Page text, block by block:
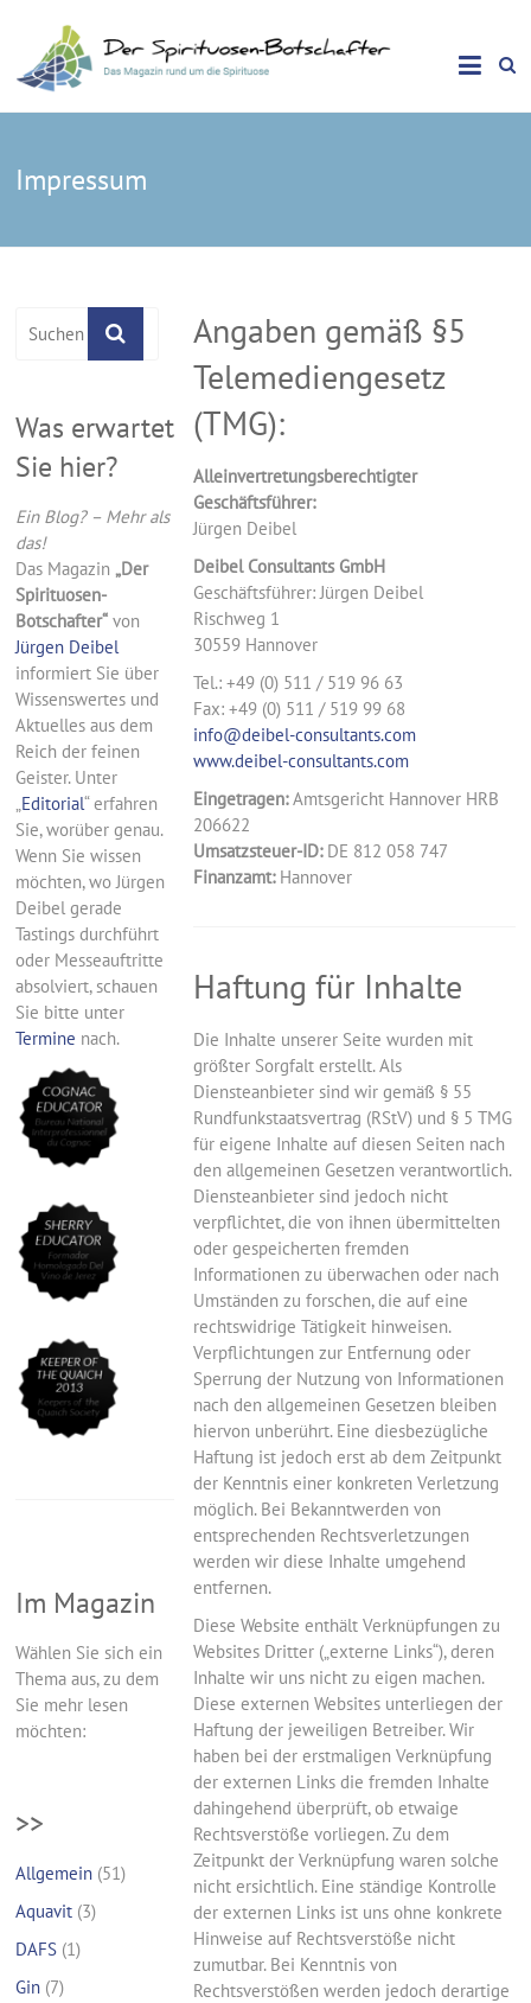
Spirituosen Botschafter
Impressum
Angaben gemäß §5
Telemediengesetz
(TMG):
Alleinvertretungsberechtigter
Geschäftsführer:
Jürgen Deibel
Deibel Consultants GmbH
Geschäftsführer: Jürgen Deibel
Rischweg 1
30559 Hannover
Tel.: +49 (0) 511 / 519 96 63
Fax: +49 (0) 511 / 519 99 68
info@deibel-consultants.com
www.deibel-consultants.com
Eingetragen:Amtsgericht Hannover HRB
206622
Umsatzsteuer-ID:DE 812 058 747
Finanzamt:Hannover
Haftung für Inhalte
Die Inhalte unserer Seite wurden mit
größter Sorgfalt erstellt. Als
Diensteanbieter sind wir gemäß § 55
Rundfunkstaatsvertrag (RStV) und § 5 TMG
für eigene Inhalte auf diesen Seiten nach
den allgemeinen Gesetzen verantwortlich.
Diensteanbieter sind jedoch nicht
verpflichtet, die von ihnen übermittelten
oder gespeicherten fremden
Informationen zu überwachen oder nach
Umständen zu forschen, die auf eine
rechtswidrige Tätigkeit hinweisen.
Verpflichtungen zur Entfernung oder
Sperrung der Nutzung von Informationen
nach den allgemeinen Gesetzen bleiben
hiervon unberührt. Eine diesbezügliche
Haftung ist jedoch erst ab dem Zeitpunkt
der Kenntnis einer konkreten Verletzung
möglich. Bei Bekanntwerden von
entsprechenden Rechtsverletzungen
werden wir diese Inhalte umgehend
entfernen.
Diese Website enthält Verknüpfungen zu
Websites Dritter („externe Links“), deren
Inhalte wir uns nicht zu eigen machen.
Diese externen Websites unterliegen der
Haftung der jeweiligen Betreiber. Wir
haben bei der erstmaligen Verknüpfung
der externen Links die fremden Inhalte
dahingehend überprüft, ob etwaige
Rechtsverstöße vorliegen. Zu dem
Zeitpunkt der Verknüpfung waren solche
nicht ersichtlich. Eine ständige Kontrolle
der externen Links ist uns ohne konkrete
Hinweise auf Rechtsverstöße nicht
zumutbar. Bei Kenntnis von
Rechtsverstößen werden jedoch derartige
Was erwartet
Sie hier?
Ein Blog? – Mehr als
das!
Das Magazin„Der
Spirituosen-
Botschafter“ von
Jürgen Deibel
informiert Sie über
Wissenswertes und
Aktuelles aus dem
Reich der feinen
Geister. Unter
„Editorial“ erfahren
Sie, worüber genau.
Wenn Sie wissen
möchten, wo Jürgen
Deibel gerade
Tastings durchführt
oder Messeauftritte
absolviert, schauen
Sie bitte unter
Termine nach.
Im Magazin
Wählen Sie sich ein
Thema aus, zu dem
Sie mehr lesen
möchten:
>>
Allgemein (51)
Aquavit (3)
DAFS (1)
Gin (7)